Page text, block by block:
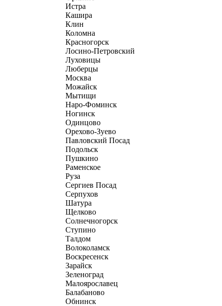
Истра
Кашира
Клин
Коломна
Красногорск
Лосино-Петровский
Луховицы
Люберцы
Москва
Можайск
Мытищи
Наро-Фоминск
Ногинск
Одинцово
Орехово-Зуево
Павловский Посад
Подольск
Пушкино
Раменское
Руза
Сергиев Посад
Серпухов
Шатура
Щелково
Солнечногорск
Ступино
Талдом
Волоколамск
Воскресенск
Зарайск
Зеленоград
Малоярославец
Балабаново
Обнинск